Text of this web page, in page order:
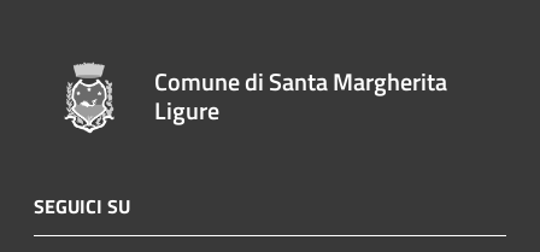
Comune di Santa Margherita
Ligure
SEGUICI SU